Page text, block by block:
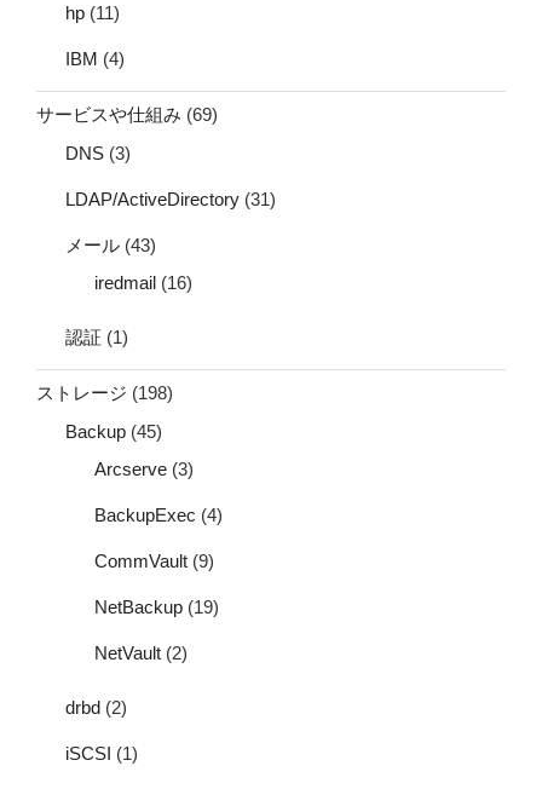
hp (11)
IBM (4)
サービスや仕組み (69)
DNS (3)
LDAP/ActiveDirectory (31)
メール (43)
iredmail (16)
認証 (1)
ストレージ (198)
Backup (45)
Arcserve (3)
BackupExec (4)
CommVault (9)
NetBackup (19)
NetVault (2)
drbd (2)
iSCSI (1)